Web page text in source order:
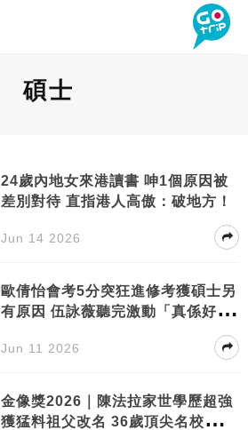
碩士
24歲內地女來港讀書 呻1個原因被
差別對待 直指港人高傲：破地方！
Jun 14 2026
歐倩怡會考5分突狂進修考獲碩士另
有原因 伍詠薇聽完激動「真係好
Jun 11 2026
金像獎2026｜陳法拉家世學歷超強
獲猛料祖父改名 36歲頂尖名校全A